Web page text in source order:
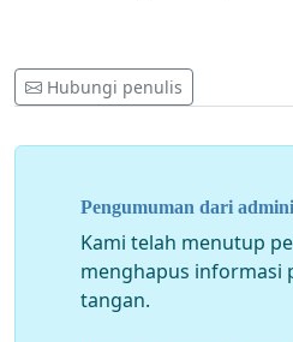
Hubungi penulis
Pengumuman dari
Kami telah menutup
menghapus informasi
tangan.